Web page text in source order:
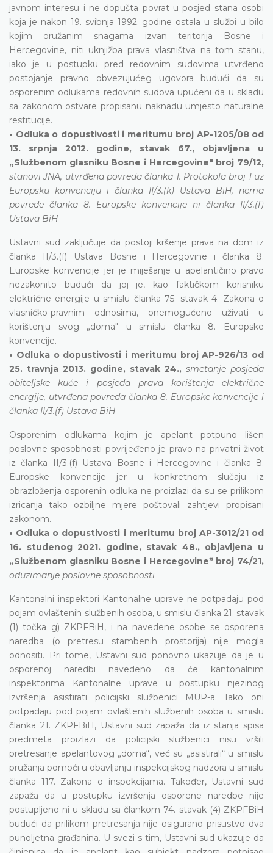
javnom interesu i ne dopušta povrat u posjed stana osobi
koja je nakon 19. svibnja 1992. godine ostala u službi u bilo
kojim oružanim snagama izvan teritorija Bosne i
Hercegovine, niti uknjižba prava vlasništva na tom stanu,
iako je u postupku pred redovnim sudovima utvrđeno
postojanje pravno obvezujućeg ugovora budući da su
osporenim odlukama redovnih sudova upućeni da u skladu
sa zakonom ostvare propisanu naknadu umjesto naturalne
restitucije.
• Odluka o dopustivosti i meritumu broj AP-1205/08 od
13. srpnja 2012. godine, stavak 67., objavljena u
„Službenom glasniku Bosne i Hercegovine" broj 79/12,
stanovi JNA, utvrđena povreda članka 1. Protokola broj 1 uz
Europsku konvenciju i članka II/3.(k) Ustava BiH, nema
povrede članka 8. Europske konvencije ni članka II/3.(f)
Ustava BiH
Ustavni sud zaključuje da postoji kršenje prava na dom iz
članka II/3.(f) Ustava Bosne i Hercegovine i članka 8.
Europske konvencije jer je miješanje u apelantičino pravo
nezakonito budući da joj je, kao faktičkom korisniku
električne energije u smislu članka 75. stavak 4. Zakona o
vlasničko-pravnim odnosima, onemogućeno uživati u
korištenju svog „doma" u smislu članka 8. Europske
konvencije.
• Odluka o dopustivosti i meritumu broj AP-926/13 od
25. travnja 2013. godine, stavak 24., smetanje posjeda
obiteljske kuće i posjeda prava korištenja električne
energije, utvrđena povreda članka 8. Europske konvencije i
članka II/3.(f) Ustava BiH
Osporenim odlukama kojim je apelant potpuno lišen
poslovne sposobnosti povrijeđeno je pravo na privatni život
iz članka II/3.(f) Ustava Bosne i Hercegovine i članka 8.
Europske konvencije jer u konkretnom slučaju iz
obrazloženja osporenih odluka ne proizlazi da su se prilikom
izricanja tako ozbiljne mjere poštovali zahtjevi propisani
zakonom.
• Odluka o dopustivosti i meritumu broj AP-3012/21 od
16. studenog 2021. godine, stavak 48., objavljena u
„Službenom glasniku Bosne i Hercegovineˮ broj 74/21,
oduzimanje poslovne sposobnosti
Kantonalni inspektori Kantonalne uprave ne potpadaju pod
pojam ovlaštenih službenih osoba, u smislu članka 21. stavak
(1) točka g) ZKPFBiH, i na navedene osobe se osporena
naredba (o pretresu stambenih prostorija) nije mogla
odnositi. Pri tome, Ustavni sud ponovno ukazuje da je u
osporenoj naredbi navedeno da će kantonalnim
inspektorima Kantonalne uprave u postupku njezinog
izvršenja asistirati policijski službenici MUP-a. Iako oni
potpadaju pod pojam ovlaštenih službenih osoba u smislu
članka 21. ZKPFBiH, Ustavni sud zapaža da iz stanja spisa
predmeta proizlazi da policijski službenici nisu vršili
pretresanje apelantovog „doma“, već su „asistirali“ u smislu
pružanja pomoći u obavljanju inspekcijskog nadzora u smislu
članka 117. Zakona o inspekcijama. Također, Ustavni sud
zapaža da u postupku izvršenja osporene naredbe nije
postupljeno ni u skladu sa člankom 74. stavak (4) ZKPFBiH
budući da prilikom pretresanja nije osigurano prisustvo dva
punoljetna građanina. U svezi s tim, Ustavni sud ukazuje da